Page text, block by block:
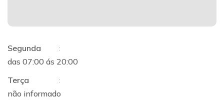
Segunda
:
das 07:00 ás 20:00
Terça
:
não informado